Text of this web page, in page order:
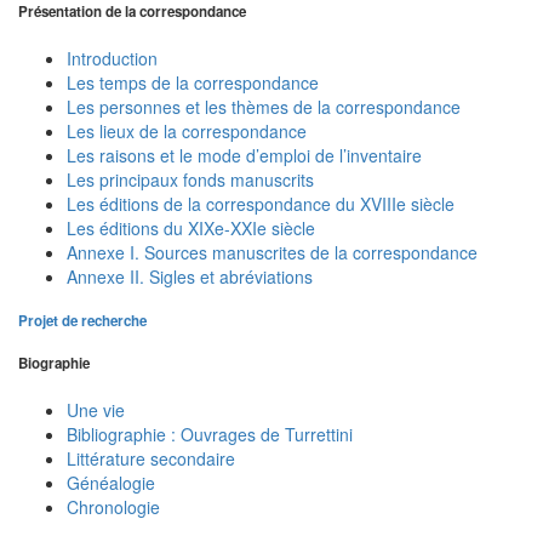
Présentation de la correspondance
Introduction
Les temps de la correspondance
Les personnes et les thèmes de la correspondance
Les lieux de la correspondance
Les raisons et le mode d’emploi de l’inventaire
Les principaux fonds manuscrits
Les éditions de la correspondance du XVIIIe siècle
Les éditions du XIXe-XXIe siècle
Annexe I. Sources manuscrites de la correspondance
Annexe II. Sigles et abréviations
Projet de recherche
Biographie
Une vie
Bibliographie : Ouvrages de Turrettini
Littérature secondaire
Généalogie
Chronologie